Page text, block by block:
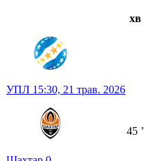
хв
УПЛ 15:30, 21 трав. 2026
45 ʼ